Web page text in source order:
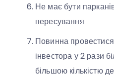
Не має бути
пересування
Повинна провестися
інвестора у 2 рази
більшою кількістю